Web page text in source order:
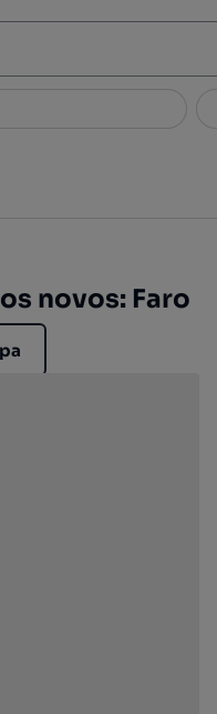
novos: Faro